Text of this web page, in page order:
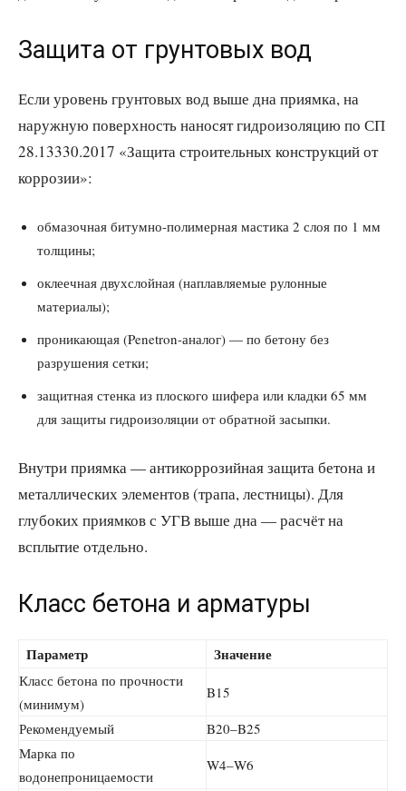
Защита от грунтовых вод
Если уровень грунтовых вод выше дна приямка, на
наружную поверхность наносят гидроизоляцию по СП
28.13330.2017 «Защита строительных конструкций от
коррозии»:
обмазочная битумно-полимерная мастика 2 слоя по 1 мм
толщины;
оклеечная двухслойная (наплавляемые рулонные
материалы);
проникающая (Penetron-аналог) — по бетону без
разрушения сетки;
защитная стенка из плоского шифера или кладки 65 мм
для защиты гидроизоляции от обратной засыпки.
Внутри приямка — антикоррозийная защита бетона и
металлических элементов (трапа, лестницы). Для
глубоких приямков с УГВ выше дна — расчёт на
всплытие отдельно.
Класс бетона и арматуры
Параметр Значение
Класс бетона по прочности
(минимум)
B15
Рекомендуемый
B20–B25
Марка по
водонепроницаемости
W4–W6